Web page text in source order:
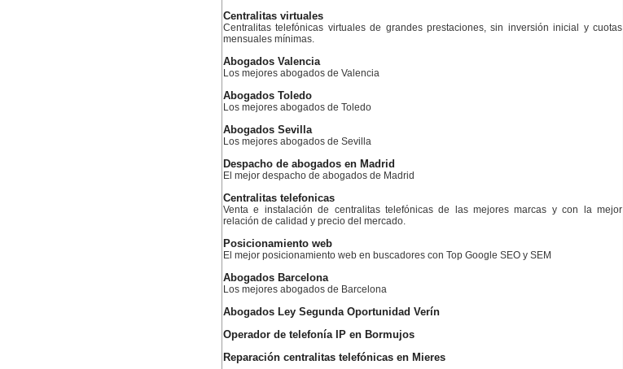
Centralitas virtuales
Centralitas telefónicas virtuales de grandes prestaciones, sin inversión inicial y cuotas
mensuales mínimas.
Abogados Valencia
Los mejores abogados de Valencia
Abogados Toledo
Los mejores abogados de Toledo
Abogados Sevilla
Los mejores abogados de Sevilla
Despacho de abogados en Madrid
El mejor despacho de abogados de Madrid
Centralitas telefonicas
Venta e instalación de centralitas telefónicas de las mejores marcas y con la mejor
relación de calidad y precio del mercado.
Posicionamiento web
El mejor posicionamiento web en buscadores con Top Google SEO y SEM
Abogados Barcelona
Los mejores abogados de Barcelona
Abogados Ley Segunda Oportunidad Verín
Operador de telefonía IP en Bormujos
Reparación centralitas telefónicas en Mieres